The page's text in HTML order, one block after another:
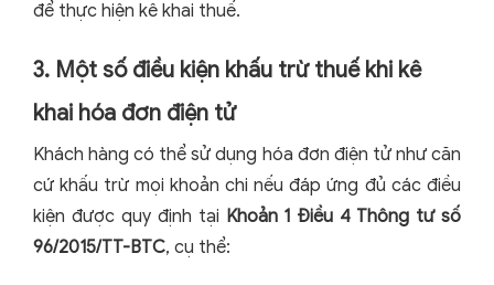
để thực hiện kê khai thuế.
3. Một số điều kiện khấu trừ thuế khi kê
khai hóa đơn điện tử
Khách hàng có thể sử dụng hóa đơn điện tử như căn
cứ khấu trừ mọi khoản chi nếu đáp ứng đủ các điều
kiện được quy định tại Khoản 1 Điều 4 Thông tư số
96/2015/TT-BTC, cụ thể: